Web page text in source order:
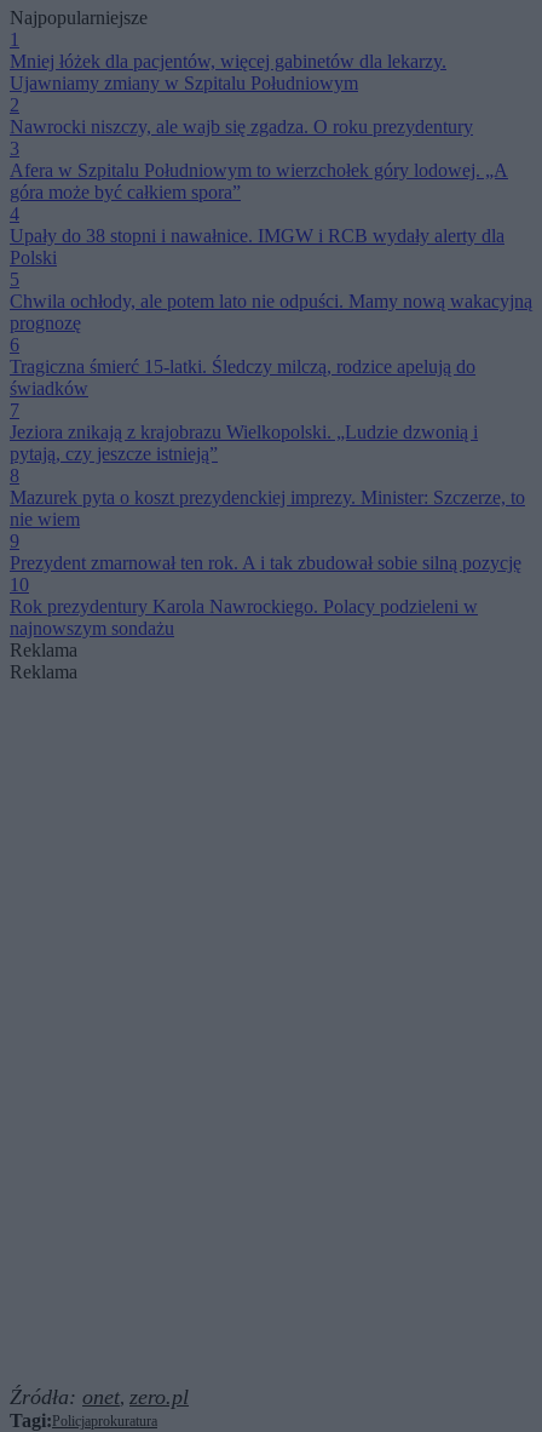
Najpopularniejsze
1
Mniej łóżek dla pacjentów, więcej gabinetów dla lekarzy.
Ujawniamy zmiany w Szpitalu Południowym
2
Nawrocki niszczy, ale wajb się zgadza. O roku prezydentury
3
Afera w Szpitalu Południowym to wierzchołek góry lodowej. „A
góra może być całkiem spora”
4
Upały do 38 stopni i nawałnice. IMGW i RCB wydały alerty dla
Polski
5
Chwila ochłody, ale potem lato nie odpuści. Mamy nową wakacyjną
prognozę
6
Tragiczna śmierć 15-latki. Śledczy milczą, rodzice apelują do
świadków
7
Jeziora znikają z krajobrazu Wielkopolski. „Ludzie dzwonią i
pytają, czy jeszcze istnieją”
8
Mazurek pyta o koszt prezydenckiej imprezy. Minister: Szczerze, to
nie wiem
9
Prezydent zmarnował ten rok. A i tak zbudował sobie silną pozycję
10
Rok prezydentury Karola Nawrockiego. Polacy podzieleni w
najnowszym sondażu
Reklama
Reklama
Źródła: onet, zero.pl
Tagi: Policjaprokuratura